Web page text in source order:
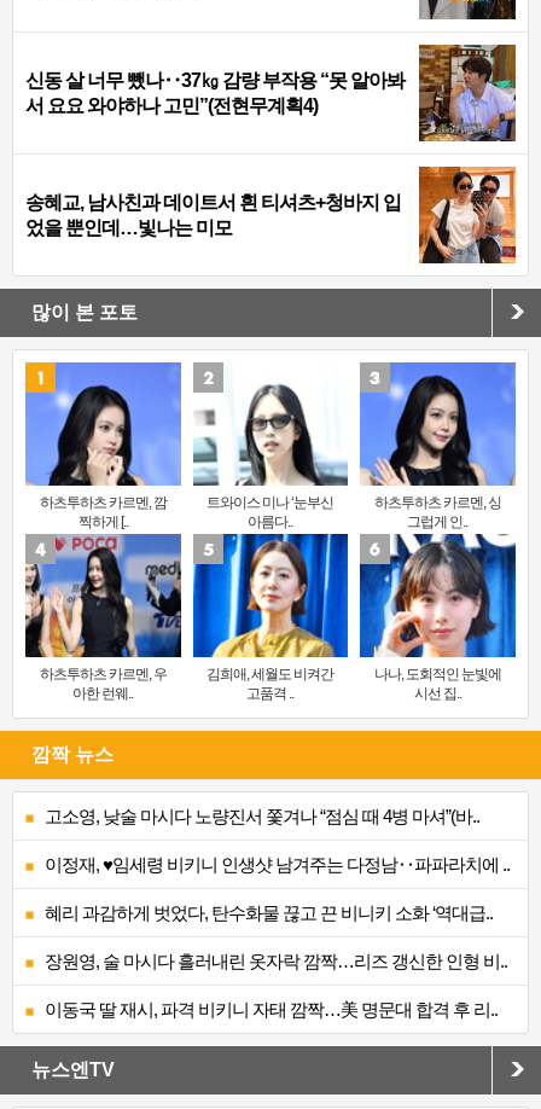
신동 살 너무 뺐나‥37㎏ 감량 부작용 “못 알아봐
서 요요 와야하나 고민”(전현무계획4)
송혜교, 남사친과 데이트서 흰 티셔츠+청바지 입
었을 뿐인데…빛나는 미모
많이 본 포토
하츠투하츠 카르멘, 깜
찍하게 [..
트와이스 미나 ‘눈부신
아름다..
하츠투하츠 카르멘, 싱
그럽게 인..
하츠투하츠 카르멘, 우
아한 런웨..
김희애, 세월도 비켜간
고품격 ..
나나, 도회적인 눈빛에
시선 집..
깜짝 뉴스
고소영, 낮술 마시다 노량진서 쫓겨나 “점심 때 4병 마셔”(바..
이정재, ♥임세령 비키니 인생샷 남겨주는 다정남‥파파라치에 ..
혜리 과감하게 벗었다, 탄수화물 끊고 끈 비니키 소화 ‘역대급..
장원영, 술 마시다 흘러내린 옷자락 깜짝…리즈 갱신한 인형 비..
이동국 딸 재시, 파격 비키니 자태 깜짝…美 명문대 합격 후 리..
뉴스엔TV